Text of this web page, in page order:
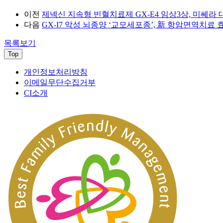
이전 제넥신 지속형 빈혈치료제 GX-E4 임상3상, 미쎄라
다음 GX-I7 악성 뇌종양 ‘교모세포종’, 新 항암면역치료
목록보기
Top
개인정보처리방침
이메일무단수집거부
CI소개